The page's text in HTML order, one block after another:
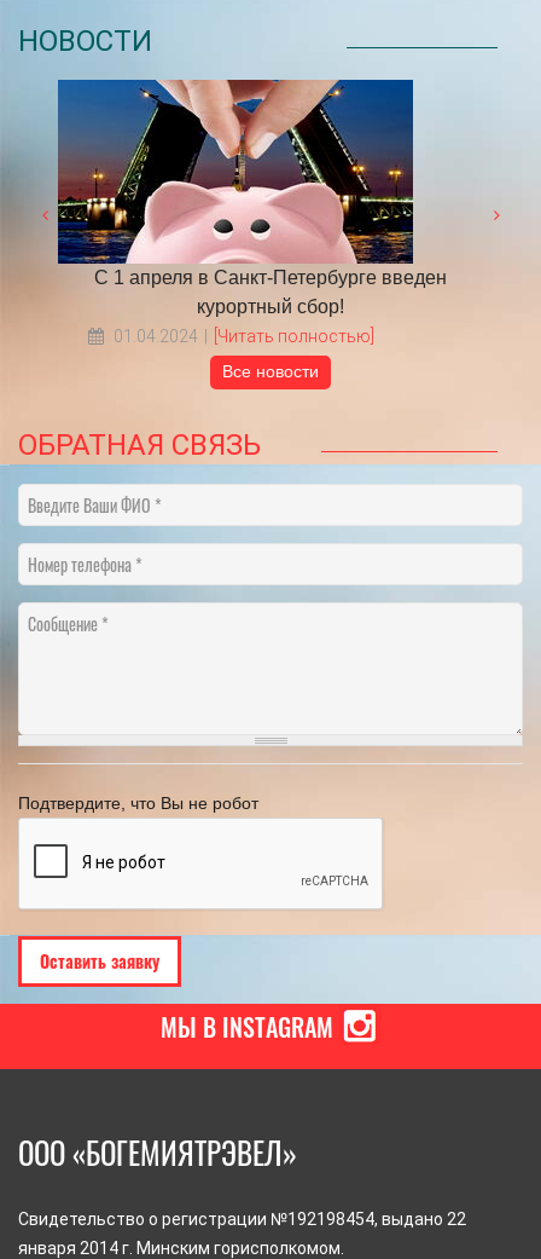
НОВОСТИ
​НА ЧТО ОБРАТИТЬ ВНИМАНИЕ ВЫБИРАЯ
ТУР В ПИТЕР?
18.05.2022 [Читать полностью]
Все новости
ОБРАТНАЯ СВЯЗЬ
Введите Ваши ФИО
Номер телефона
Сообщение
Подтвердите, что Вы не робот
МЫ В INSTAGRAM
ООО «БОГЕМИЯТРЭВЕЛ»
Свидетельство о регистрации №192198454, выдано 22
января 2014 г. Минским горисполкомом.